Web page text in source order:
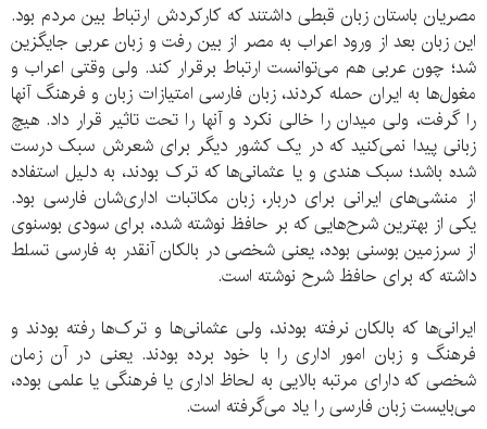
مصریان باستان زبان قبطی داشتند که کارکردش ارتباط بین مردم بود.
این زبان بعد از ورود اعراب به مصر از بین رفت و زبان عربی جایگزین
شد؛ چون عربی هم می‌توانست ارتباط برقرار کند. ولی وقتی اعراب و
مغول‌ها به ایران حمله کردند، زبان فارسی امتیازات زبان و فرهنگ آنها
را گرفت، ولی میدان را خالی نکرد و آنها را تحت تاثیر قرار داد. هیچ
زبانی پیدا نمی‌کنید که در یک کشور دیگر برای شعرش سبک درست
شده باشد؛ سبک هندی و یا عثمانی‌ها که ترک بودند، به دلیل استفاده
از منشی‌های ایرانی برای دربار، زبان مکاتبات اداری‌شان فارسی بود.
یکی از بهترین شرح‌هایی که بر حافظ نوشته شده، برای سودی بوسنوی
از سرزمین بوسنی بوده، یعنی شخصی در بالکان آنقدر به فارسی تسلط
داشته که برای حافظ شرح نوشته است.
ایرانی‌ها که بالکان نرفته بودند، ولی عثمانی‌ها و ترک‌ها رفته بودند و
فرهنگ و زبان امور اداری را با خود برده بودند. یعنی در آن زمان
شخصی که دارای مرتبه بالایی به لحاظ اداری یا فرهنگی یا علمی بوده،
می‌بایست زبان فارسی را یاد می‌گرفته است.